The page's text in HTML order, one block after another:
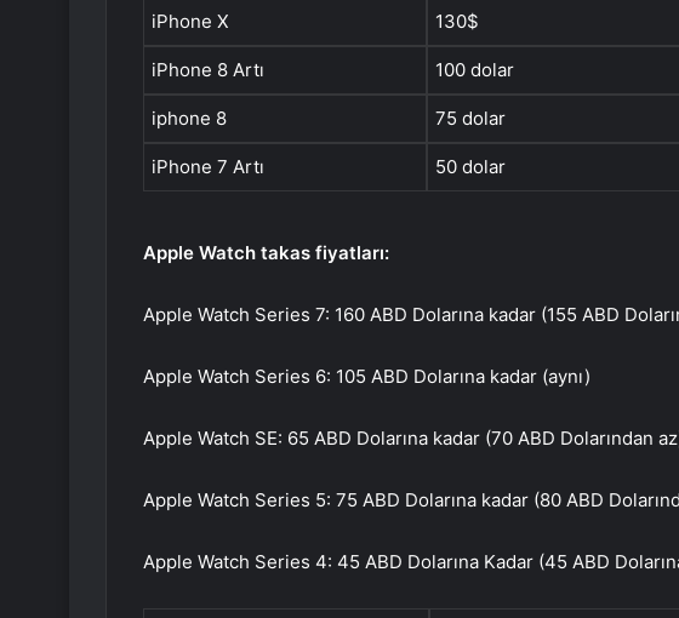
iPhone X 130$
iPhone 8 Artı 100 dolar
iphone 8 75 dolar
iPhone 7 Artı 50 dolar
Apple Watch takas fiyatları:
Apple Watch Series 7: 160 ABD Dolarına kadar (155 ABD
Apple Watch Series 6: 105 ABD Dolarına kadar (aynı)
Apple Watch SE: 65 ABD Dolarına kadar (70 ABD Dolarından
Apple Watch Series 5: 75 ABD Dolarına kadar (80 ABD
Apple Watch Series 4: 45 ABD Dolarına Kadar (45 ABD